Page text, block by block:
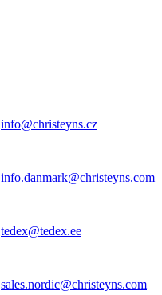
info@christeyns.cz
info.danmark@christeyns.com
tedex@tedex.ee
sales.nordic@christeyns.com